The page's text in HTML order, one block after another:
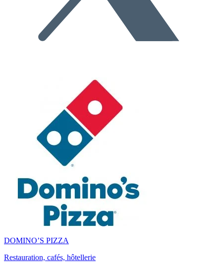
DOMINO’S PIZZA
Restauration, cafés, hôtellerie